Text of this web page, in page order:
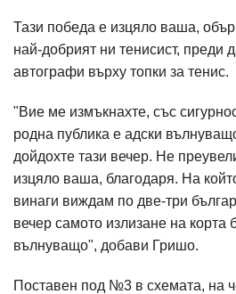
Тази победа е изцяло ваша,
най-добрият ни тенисист, преди
автографи върху топки за тенис.
"Вие ме измъкнахте, със
родна публика е адски
дойдохте тази вечер. Не
изцяло ваша, благодаря. На
винаги виждам по две-три
вечер самото излизане на корта
вълнуващо", добави Гришо.
Поставен под №3 в схемата, на